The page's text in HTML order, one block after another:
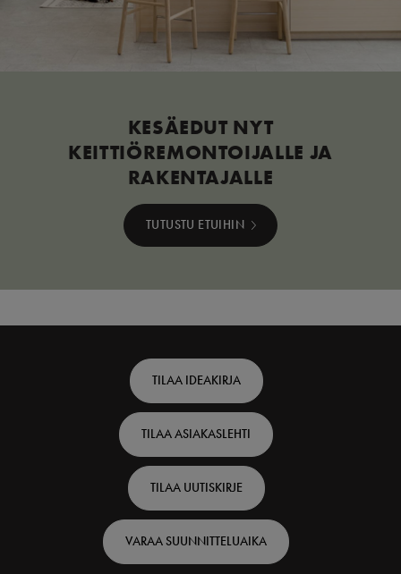
KESÄEDUT NYT
KEITTIÖREMONTOIJALLE JA
RAKENTAJALLE
TUTUSTU ETUIHIN
Finnish
TILAA IDEAKIRJA
TILAA ASIAKASLEHTI
TILAA UUTISKIRJE
VARAA SUUNNITTELUAIKA